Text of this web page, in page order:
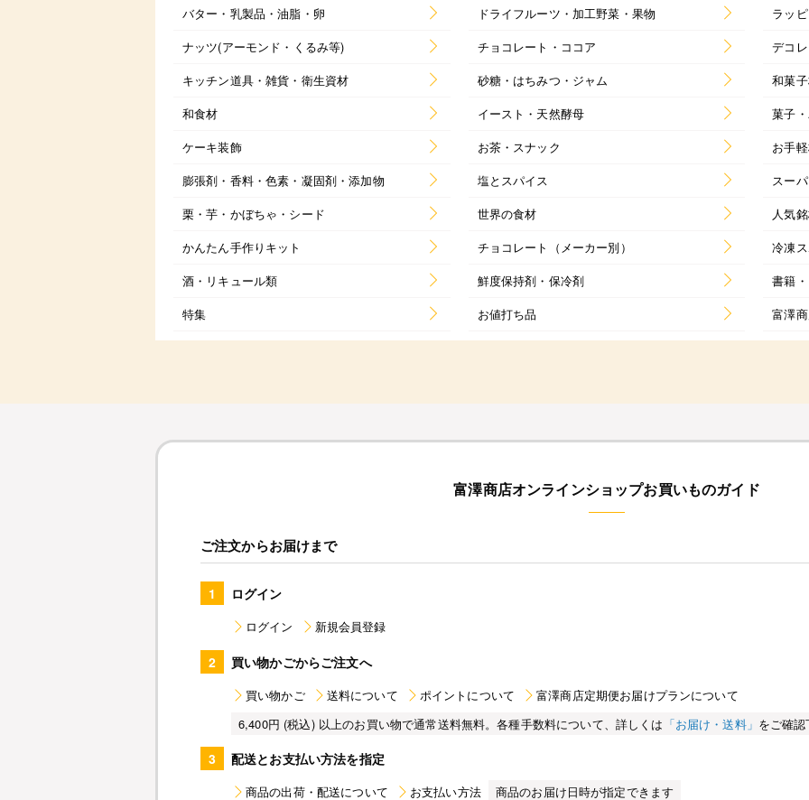
バター・乳製品・油脂・卵
ドライフルーツ・加工野菜・果物
ラッ
ナッツ(アーモンド・くるみ等)
チョコレート・ココア
デコ
キッチン道具・雑貨・衛生資材
砂糖・はちみつ・ジャム
和菓
和食材
イースト・天然酵母
菓子
ケーキ装飾
お茶・スナック
お手
膨張剤・香料・色素・凝固剤・添加物
塩とスパイス
スー
栗・芋・かぼちゃ・シード
世界の食材
人気
かんたん手作りキット
チョコレート（メーカー別）
冷凍
酒・リキュール類
鮮度保持剤・保冷剤
書籍
特集
お値打ち品 富澤
富澤商店オンラインショップお買いものガイド
ご注文からお届けまで
1 ログイン
ログイン 新規会員登録
2 買い物かごからご注文へ
買い物かご 送料について ポイントについて
富澤商店定期便お届けプランについて
6,400円 (税込) 以上のお買い物で通常送料無料。各種手数料について、詳しくは 「お届け・送料」 をご確
3 配送とお支払い方法を指定
商品の出荷・配送について お支払い方法 商品のお届け日時が指定できます